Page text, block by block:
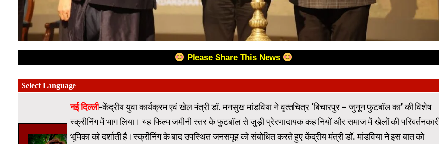
Please Share This News
नई दिल्ली-केंद्रीय युवा कार्यक्रम एवं खेल मंत्री डॉ. मनसुख मांडविया ने वृत्‍तचित्र ‘बिचारपुर – जुनून फुटबॉल का’ की विशेष
स्क्रीनिंग में भाग लिया। यह फिल्म जमीनी स्तर के फुटबॉल से जुड़ी प्रेरणादायक कहानियों और समाज में खेलों की
भूमिका को दर्शाती है।स्क्रीनिंग के बाद उपस्थित जनसमूह को संबोधित करते हुए केंद्रीय मंत्री डॉ. मांडविया ने इस बात को